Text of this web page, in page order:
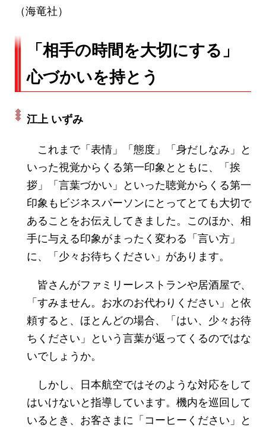
（海竜社）
「相手の時間を大切にする」
心づかいを持とう
江上 いずみ
これまで「表情」「態度」「身だしなみ」と
いった視覚からくる第一印象とともに、「挨
拶」「言葉づかい」といった聴覚からくる第一
印象もビジネスパーソンにとってとても大切で
あることをお伝えしてきました。このほか、相
手に与える印象がまったく変わる「言い方」
に、「少々お待ちください」があります。
皆さんがファミリーレストランや居酒屋で、
「すみません。お水のお代わりください」と依
頼すると、ほとんどの場合、「はい、少々お待
ちください」という言葉が返ってくるのではな
いでしょうか。
しかし、日本航空ではそのような対応をして
はいけないと指導しています。機内を巡回して
いるとき、お客さまに「コーヒーください」と